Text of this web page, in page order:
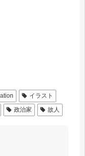
イラスト
政治家 故人